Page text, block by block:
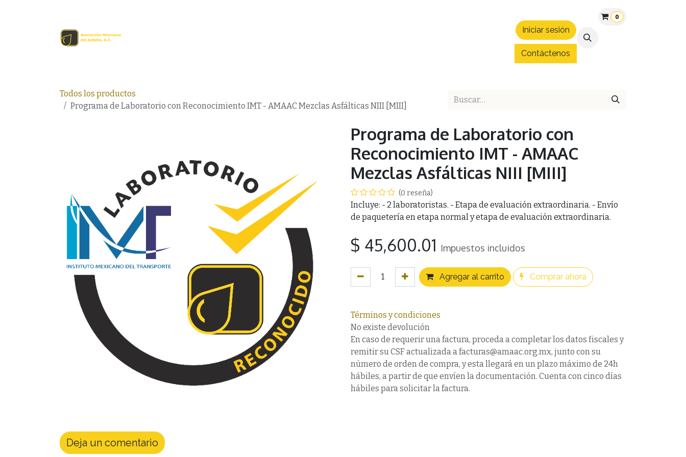
Patrocinios Convenios
Iniciar sesión
Contáctenos
0
Todos los productos
Programa de Laboratorio con Reconocimiento IMT - AMAAC Mezclas Asfálticas NIII [MIII]
Programa de Laboratorio con
Reconocimiento IMT - AMAAC
Mezclas Asfálticas NIII [MIII]
(0 reseña)
Incluye: - 2 laboratoristas. - Etapa de evaluación extraordinaria. - Envío
de paquetería en etapa normal y etapa de evaluación extraordinaria.
$ 45,600.01 Impuestos incluidos
Agregar al carrito Comprar ahora
Términos y condiciones
No existe devolución
En caso de requerir una factura, proceda a completar los datos fiscales y
remitir su CSF actualizada a facturas@amaac.org.mx, junto con su
número de orden de compra, y esta llegará en un plazo máximo de 24h
hábiles, a partir de que envíen la documentación. Cuenta con cinco días
hábiles para solicitar la factura.
Deja un comentario